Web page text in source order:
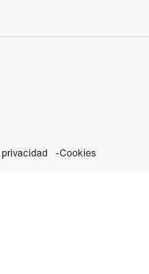
Cookies